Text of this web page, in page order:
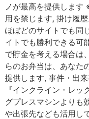
ノが最高を提供します
用を禁じます, 掛け履
ほぼどのサイトでも同
イトでも勝利できる可
で貯金を考える場合は
らのお弁当は、あなた
提供します, 事件・出
『インクライン・レ
グプレスマシンよりも
や出張先なども活用し